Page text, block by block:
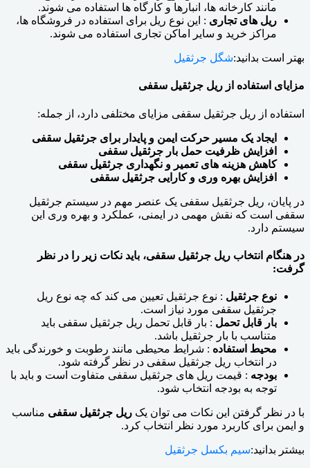
مانند کارخانه ها، انبارها و کارگاه ها استفاده می شوند.
ریل های تجاری : این نوع ریل برای استفاده در فروشگاه ها،
مراکز خرید و سایر اماکن تجاری استفاده می شوند.
بهتر است بدانید:شگل جرثقیل
مزایای استفاده از ریل جرثقیل سقفی
استفاده از ریل جرثقیل سقفی مزایای مختلفی دارد، از جمله:
ایجاد یک مسیر حرکت ایمن و پایدار برای جرثقیل سقفی
افزایش ظرفیت حمل بار جرثقیل سقفی
کاهش هزینه های تعمیر و نگهداری جرثقیل سقفی
افزایش بهره وری و کارایی جرثقیل سقفی
در پایان، ریل جرثقیل سقفی یک عنصر مهم در سیستم جرثقیل
سقفی است که نقش مهمی در ایمنی، عملکرد و بهره وری این
سیستم دارد.
در هنگام انتخاب ریل جرثقیل سقفی، باید نکات زیر را در نظر
گرفت:
نوع جرثقیل : نوع جرثقیل تعیین می کند که چه نوع ریل
جرثقیل سقفی مورد نیاز است.
بار قابل تحمل : بار قابل تحمل ریل جرثقیل سقفی باید
متناسب با بار جرثقیل باشد.
محیط استفاده : شرایط محیطی مانند رطوبت و خورندگی باید
در انتخاب ریل جرثقیل سقفی در نظر گرفته شود.
بودجه : قیمت ریل های جرثقیل سقفی متفاوت است و باید با
توجه به بودجه انتخاب شود.
با در نظر گرفتن این نکات می توان یک ریل جرثقیل سقفی مناسب
و ایمن برای کاربرد مورد نظر انتخاب کرد.
بیشتر بدانید:سیم بکسل جرثقیل